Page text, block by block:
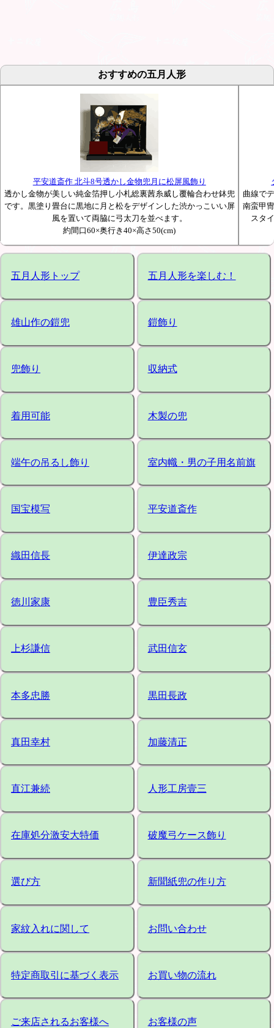
おすすめの五月人形
平安道斎作 北斗8号透かし金物兜月に松屏風飾り
透かし金物が美しい純金箔押し小札総裏茜糸威し覆輪合わせ鉢兜
です。黒塗り畳台に黒地に月と松をデザインした渋かっこいい屏
風を置いて両脇に弓太刀を並べます。
約間口60×奥行き40×高さ50(cm)
曲線で
南蛮甲
スタ
五月人形トップ 五月人形を楽しむ！
雄山作の鎧兜 鎧飾り
兜飾り 収納式
着用可能 木製の兜
端午の吊るし飾り 室内幟・男の子用名前旗
国宝模写 平安道斎作
織田信長 伊達政宗
徳川家康 豊臣秀吉
上杉謙信 武田信玄
本多忠勝 黒田長政
真田幸村 加藤清正
直江兼続 人形工房壹三
在庫処分激安大特価 破魔弓ケース飾り
選び方 新聞紙兜の作り方
家紋入れに関して お問い合わせ
特定商取引に基づく表示 お買い物の流れ
ご来店されるお客様へ お客様の声